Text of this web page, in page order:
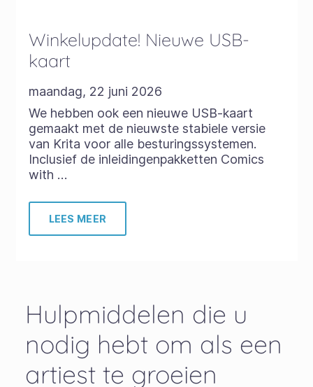
Winkelupdate! Nieuwe USB-
kaart
maandag, 22 juni 2026
We hebben ook een nieuwe USB-kaart
gemaakt met de nieuwste stabiele versie
van Krita voor alle besturingssystemen.
Inclusief de inleidingenpakketten Comics
with …
LEES MEER
Hulpmiddelen die u
nodig hebt om als een
artiest te groeien